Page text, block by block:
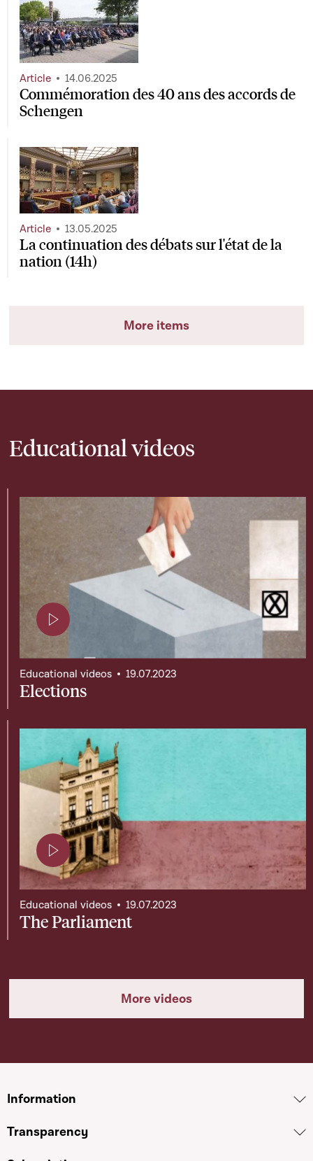
Commémoration des 40 ans des accords de
Schengen
Article 14.06.2025
La continuation des débats sur l'état de la
nation (14h)
Article 13.05.2025
More items
Educational videos
Page contenant une vidéo
Elections
Educational videos 19.07.2023
Page contenant une vidéo
The Parliament
Educational videos 19.07.2023
More videos
Information
Transparency